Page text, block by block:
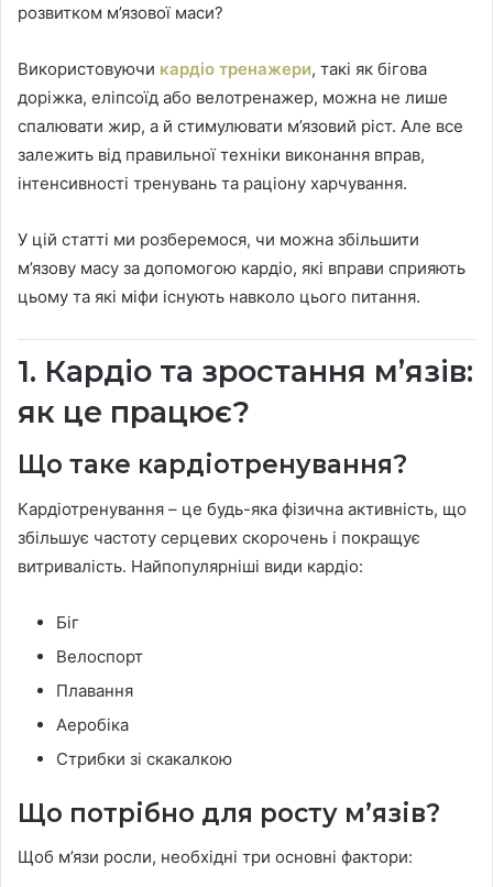
розвитком м’язової маси?
Використовуючи кардіо тренажери, такі як бігова
доріжка, еліпсоїд або велотренажер, можна не лише
спалювати жир, а й стимулювати м’язовий ріст. Але все
залежить від правильної техніки виконання вправ,
інтенсивності тренувань та раціону харчування.
У цій статті ми розберемося, чи можна збільшити
м’язову масу за допомогою кардіо, які вправи сприяють
цьому та які міфи існують навколо цього питання.
1. Кардіо та зростання м’язів:
як це працює?
Що таке кардіотренування?
Кардіотренування – це будь-яка фізична активність, що
збільшує частоту серцевих скорочень і покращує
витривалість. Найпопулярніші види кардіо:
Біг
Велоспорт
Плавання
Аеробіка
Стрибки зі скакалкою
Що потрібно для росту м’язів?
Щоб м’язи росли, необхідні три основні фактори: